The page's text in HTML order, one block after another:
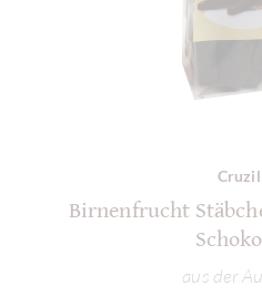
Birnenfrucht
aus der